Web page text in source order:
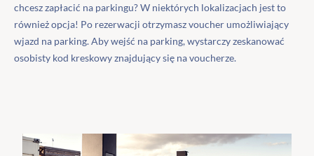
chcesz zapłacić na parkingu? W niektórych lokalizacjach jest to
również opcja! Po rezerwacji otrzymasz voucher umożliwiający
wjazd na parking. Aby wejść na parking, wystarczy zeskanować
osobisty kod kreskowy znajdujący się na voucherze.